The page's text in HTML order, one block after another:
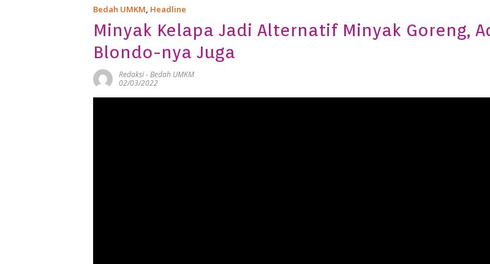
Bedah UMKM, Headline
Minyak Kelapa Jadi Alternatif Minyak Goreng,
Blondo-nya Juga
Redaksi-Bedah UMKM
02/03/2022